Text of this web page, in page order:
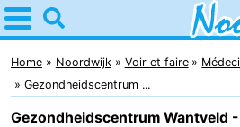
Home
Noordwijk
Astuces
Home Noordwijk Voir et faire
Gezondheidscentrum ...
Gezondheidscentrum Wantveld